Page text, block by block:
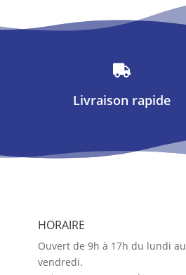

Livraison rapide
HORAIRE
Ouvert de 9h à 17h du lundi au
vendredi.